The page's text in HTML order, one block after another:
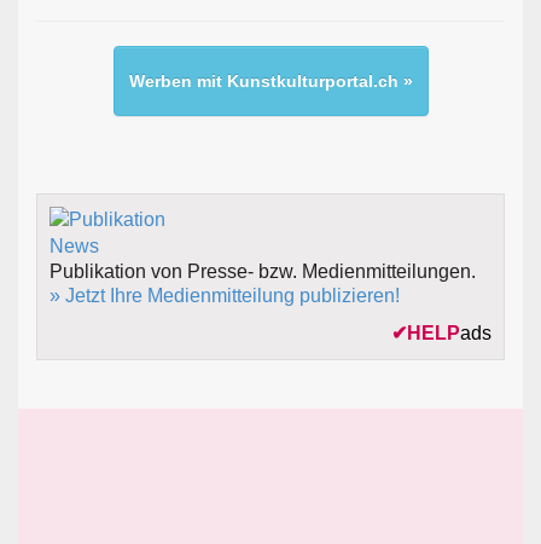
Werben mit Kunstkulturportal.ch »
Publikation von Presse- bzw. Medienmitteilungen.
» Jetzt Ihre Medienmitteilung publizieren!
✔ HELPads